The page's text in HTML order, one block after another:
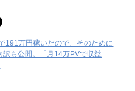
191万円稼いだので、そのために
も公開。「月14万PVで収益